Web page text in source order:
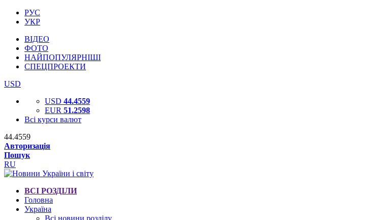
РУС
УКР
ВІДЕО
ФОТО
НАЙПОПУЛЯРНІШІ
СПЕЦПРОЕКТИ
USD
USD 44.4559
EUR 51.2598
Всі курси валют
44.4559
Авторизація
Пошук
RU
ВСІ РОЗДІЛИ
Головна
Україна
Всі новини розділу